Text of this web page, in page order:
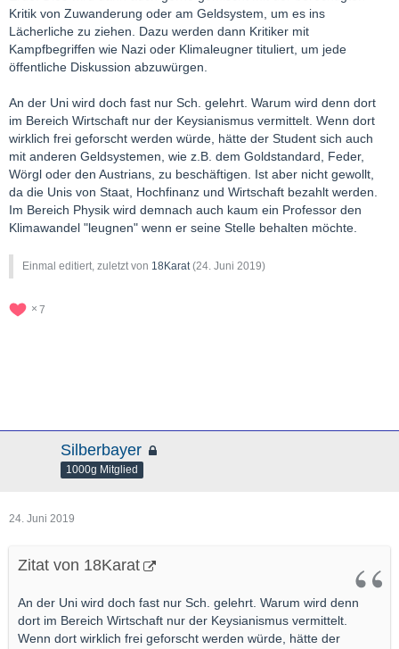
Kritik von Zuwanderung oder am Geldsystem, um es ins
Lächerliche zu ziehen. Dazu werden dann Kritiker mit
Kampfbegriffen wie Nazi oder Klimaleugner tituliert, um jede
öffentliche Diskussion abzuwürgen.
An der Uni wird doch fast nur Sch. gelehrt. Warum wird denn dort
im Bereich Wirtschaft nur der Keysianismus vermittelt. Wenn dort
wirklich frei geforscht werden würde, hätte der Student sich auch
mit anderen Geldsystemen, wie z.B. dem Goldstandard, Feder,
Wörgl oder den Austrians, zu beschäftigen. Ist aber nicht gewollt,
da die Unis von Staat, Hochfinanz und Wirtschaft bezahlt werden.
Im Bereich Physik wird demnach auch kaum ein Professor den
Klimawandel "leugnen" wenn er seine Stelle behalten möchte.
Einmal editiert, zuletzt von 18Karat (24. Juni 2019)
7
Silberbayer
1000g Mitglied
24. Juni 2019
Zitat von 18Karat
An der Uni wird doch fast nur Sch. gelehrt. Warum wird denn
dort im Bereich Wirtschaft nur der Keysianismus vermittelt.
Wenn dort wirklich frei geforscht werden würde, hätte der